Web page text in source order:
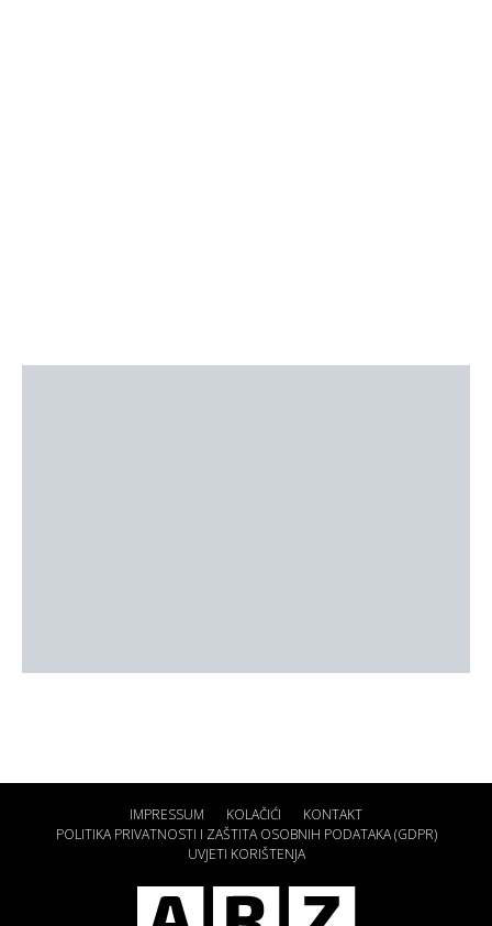
IMPRESSUM KOLAČIĆI
KONTAKT
POLITIKA PRIVATNOSTI I ZAŠTITA OSOBNIH PODATAKA (GDPR)
UVJETI KORIŠTENJA